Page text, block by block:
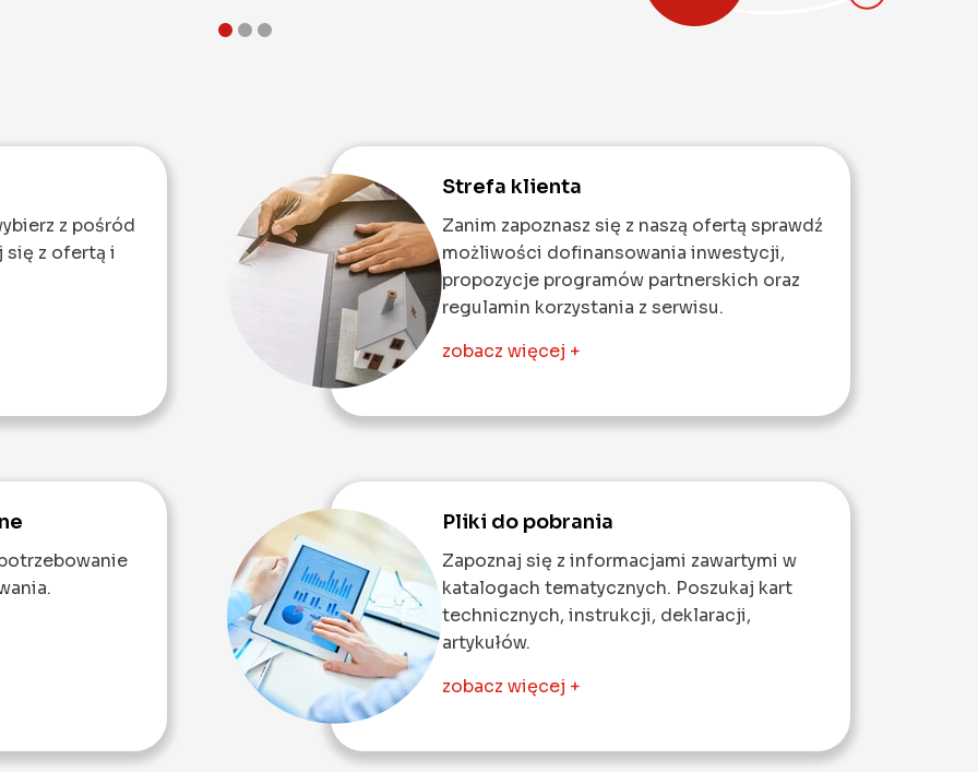
z pośród
się z ofertą i
Strefa klienta
Zanim zapoznasz się z naszą ofertą sprawdź
możliwości dofinansowania inwestycji,
propozycje programów partnerskich oraz
regulamin korzystania z serwisu.
zobacz więcej +
Pliki do pobrania
Zapoznaj się z informacjami zawartymi w
katalogach tematycznych. Poszukaj kart
technicznych, instrukcji, deklaracji,
artykułów.
zobacz więcej +